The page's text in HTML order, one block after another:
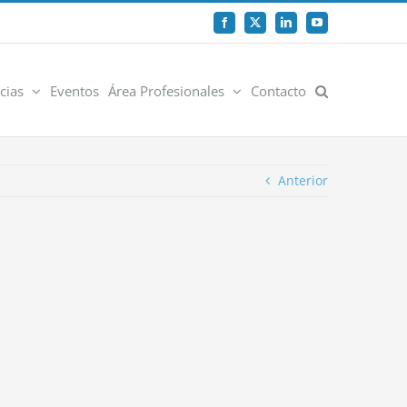
Facebook
X LinkedInYouTube
Eventos Área Profesionales Contacto
Anterior